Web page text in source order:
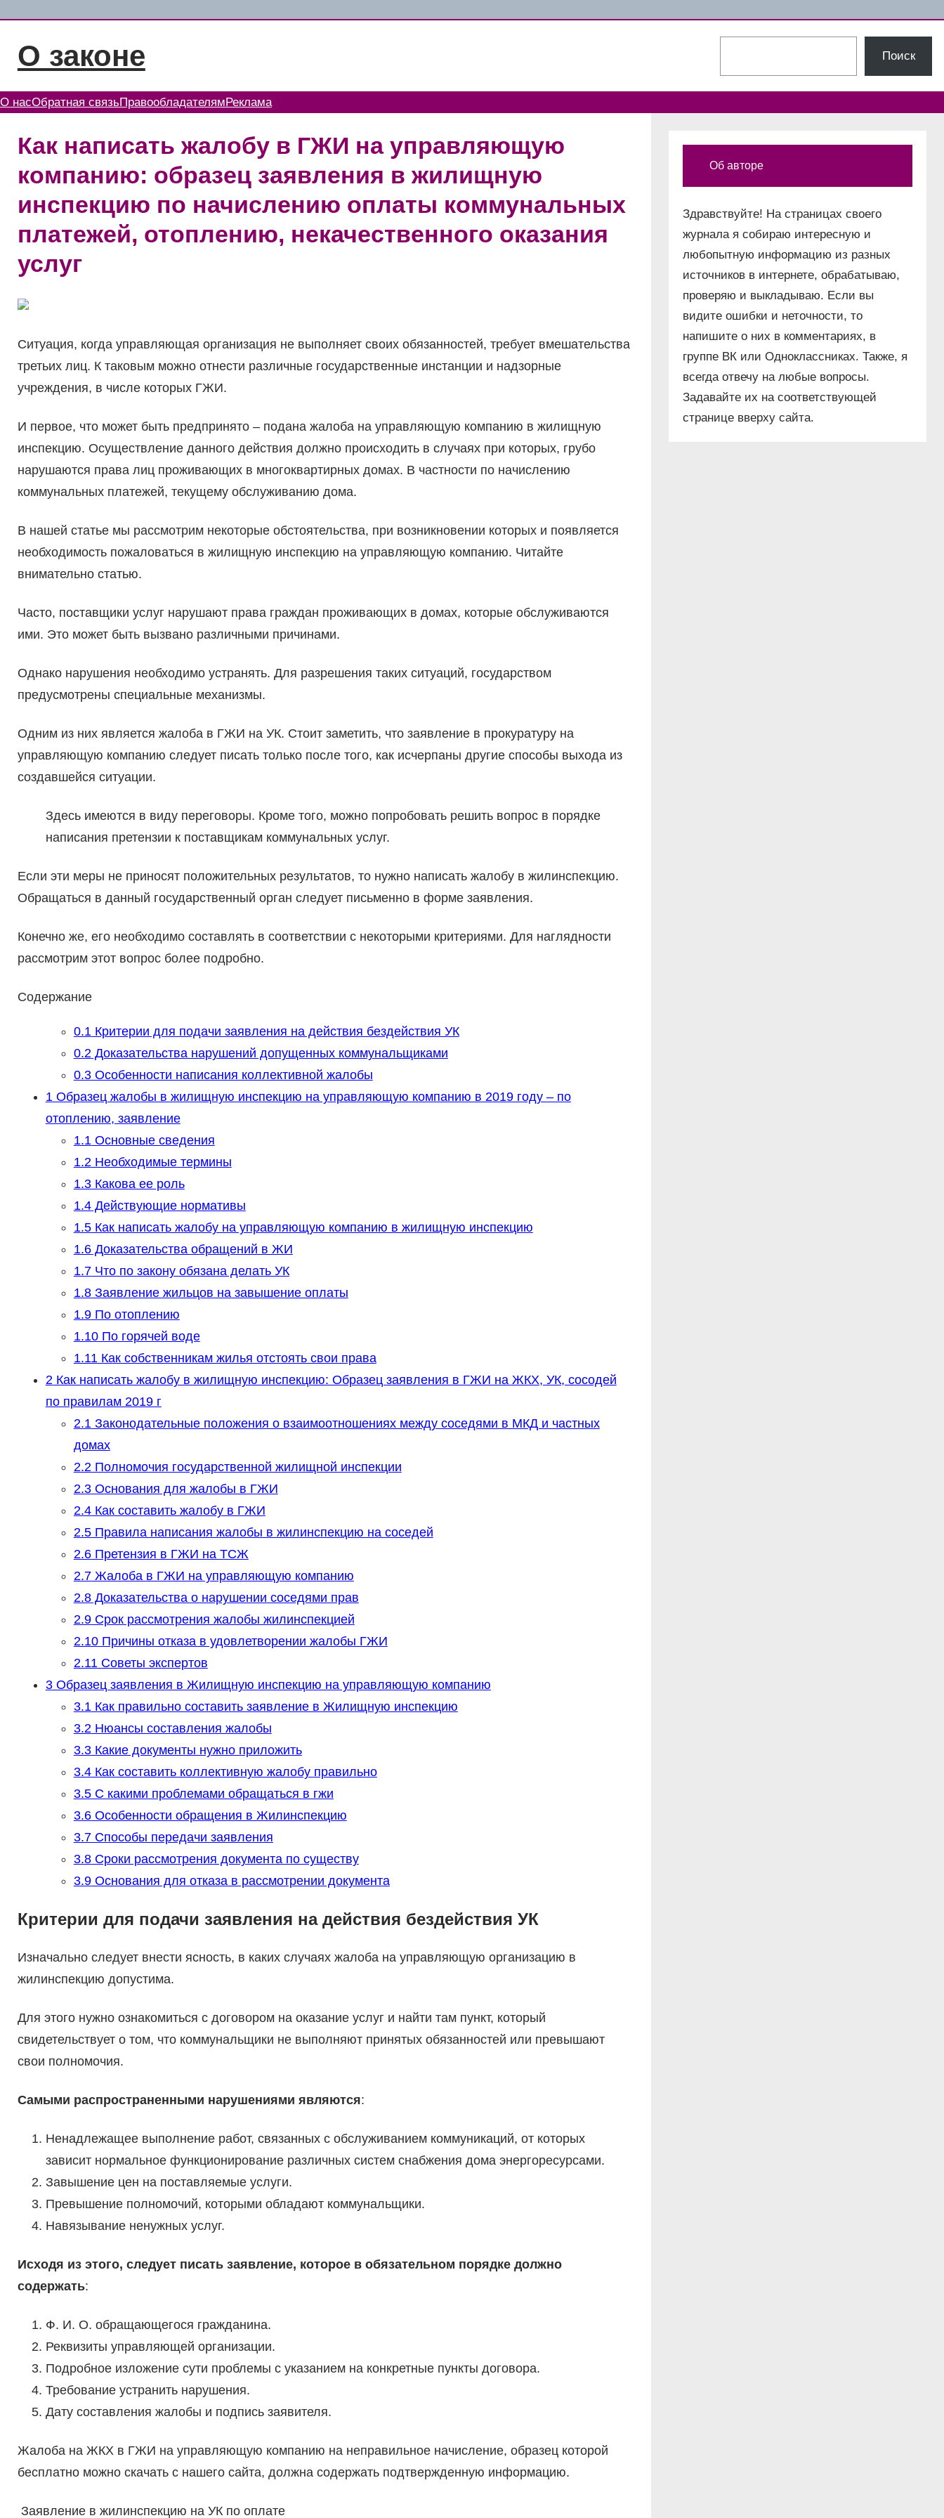
содержимому
О законе Поиск
О насОбратная связьПравообладателям Реклама
Как написать жалобу в ГЖИ на управляющую
компанию: образец заявления в жилищную
инспекцию по начислению оплаты коммунальных
платежей, отоплению, некачественного оказания
услуг
Ситуация, когда управляющая организация не выполняет своих обязанностей, требует вмешательства
третьих лиц. К таковым можно отнести различные государственные инстанции и надзорные
учреждения, в числе которых ГЖИ.
И первое, что может быть предпринято – подана жалоба на управляющую компанию в жилищную
инспекцию. Осуществление данного действия должно происходить в случаях при которых, грубо
нарушаются права лиц проживающих в многоквартирных домах. В частности по начислению
коммунальных платежей, текущему обслуживанию дома.
В нашей статье мы рассмотрим некоторые обстоятельства, при возникновении которых и появляется
необходимость пожаловаться в жилищную инспекцию на управляющую компанию. Читайте
внимательно статью.
Часто, поставщики услуг нарушают права граждан проживающих в домах, которые обслуживаются
ими. Это может быть вызвано различными причинами.
Однако нарушения необходимо устранять. Для разрешения таких ситуаций, государством
предусмотрены специальные механизмы.
Одним из них является жалоба в ГЖИ на УК. Стоит заметить, что заявление в прокуратуру на
управляющую компанию следует писать только после того, как исчерпаны другие способы выхода из
создавшейся ситуации.
Здесь имеются в виду переговоры. Кроме того, можно попробовать решить вопрос в порядке
написания претензии к поставщикам коммунальных услуг.
Если эти меры не приносят положительных результатов, то нужно написать жалобу в жилинспекцию.
Обращаться в данный государственный орган следует письменно в форме заявления.
Конечно же, его необходимо составлять в соответствии с некоторыми критериями. Для наглядности
рассмотрим этот вопрос более подробно.
Содержание
0.1Критерии для подачи заявления на действия бездействия УК
0.2Доказательства нарушений допущенных коммунальщиками
0.3Особенности написания коллективной жалобы
1Образец жалобы в жилищную инспекцию на управляющую компанию в 2019 году – по
отоплению, заявление
1.1Основные сведения
1.2Необходимые термины
1.3Какова ее роль
1.4Действующие нормативы
1.5Как написать жалобу на управляющую компанию в жилищную инспекцию
1.6Доказательства обращений в ЖИ
1.7Что по закону обязана делать УК
1.8Заявление жильцов на завышение оплаты
1.9По отоплению
1.10По горячей воде
1.11Как собственникам жилья отстоять свои права
2Как написать жалобу в жилищную инспекцию: Образец заявления в ГЖИ на ЖКХ, УК, сосодей
по правилам 2019 г
2.1Законодательные положения о взаимоотношениях между соседями в МКД и частных
домах
2.2Полномочия государственной жилищной инспекции
2.3Основания для жалобы в ГЖИ
2.4Как составить жалобу в ГЖИ
2.5Правила написания жалобы в жилинспекцию на соседей
2.6Претензия в ГЖИ на ТСЖ
2.7Жалоба в ГЖИ на управляющую компанию
2.8Доказательства о нарушении соседями прав
2.9Срок рассмотрения жалобы жилинспекцией
2.10Причины отказа в удовлетворении жалобы ГЖИ
2.11Советы экспертов
3Образец заявления в Жилищную инспекцию на управляющую компанию
3.1Как правильно составить заявление в Жилищную инспекцию
3.2Нюансы составления жалобы
3.3Какие документы нужно приложить
3.4Как составить коллективную жалобу правильно
3.5С какими проблемами обращаться в гжи
3.6Особенности обращения в Жилинспекцию
3.7Способы передачи заявления
3.8Сроки рассмотрения документа по существу
3.9Основания для отказа в рассмотрении документа
Критерии для подачи заявления на действия бездействия УК
Изначально следует внести ясность, в каких случаях жалоба на управляющую организацию в
жилинспекцию допустима.
Для этого нужно ознакомиться с договором на оказание услуг и найти там пункт, который
свидетельствует о том, что коммунальщики не выполняют принятых обязанностей или превышают
свои полномочия.
Самыми распространенными нарушениями являются:
Ненадлежащее выполнение работ, связанных с обслуживанием коммуникаций, от которых
зависит нормальное функционирование различных систем снабжения дома энергоресурсами.
Завышение цен на поставляемые услуги.
Превышение полномочий, которыми обладают коммунальщики.
Навязывание ненужных услуг.
Исходя из этого, следует писать заявление, которое в обязательном порядке должно
содержать:
Ф. И. О. обращающегося гражданина.
Реквизиты управляющей организации.
Подробное изложение сути проблемы с указанием на конкретные пункты договора.
Требование устранить нарушения.
Дату составления жалобы и подпись заявителя.
Жалоба на ЖКХ в ГЖИ на управляющую компанию на неправильное начисление, образец которой
бесплатно можно скачать с нашего сайта, должна содержать подтвержденную информацию.
Заявление в жилинспекцию на УК по оплате
Об авторе
Здравствуйте! На страницах своего
журнала я собираю интересную и
любопытную информацию из разных
источников в интернете, обрабатываю,
проверяю и выкладываю. Если вы
видите ошибки и неточности, то
напишите о них в комментариях, в
группе ВК или Одноклассниках. Также, я
всегда отвечу на любые вопросы.
Задавайте их на соответствующей
странице вверху сайта.